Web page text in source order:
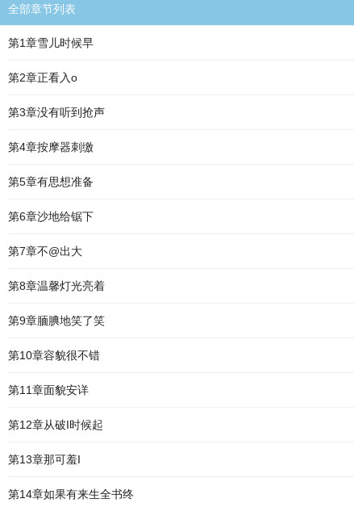
全部章节列表
第1章雪儿时候早
第2章正看入o
第3章没有听到抢声
第4章按摩器刺缴
第5章有思想准备
第6章沙地给锯下
第7章不@出大
第8章温馨灯光亮着
第9章腼腆地笑了笑
第10章容貌很不错
第11章面貌安详
第12章从破I时候起
第13章那可羞I
第14章如果有来生全书终